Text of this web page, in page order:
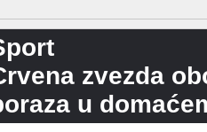
zvezda
u